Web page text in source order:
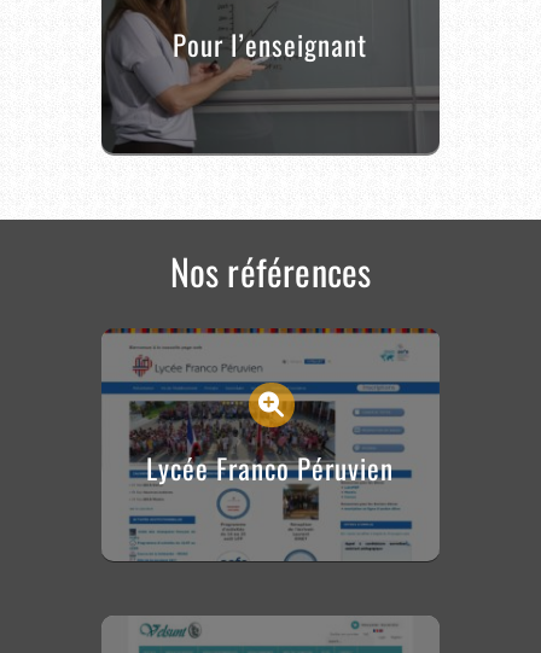
Pour l’enseignant
Nos références
Lycée Franco Péruvien